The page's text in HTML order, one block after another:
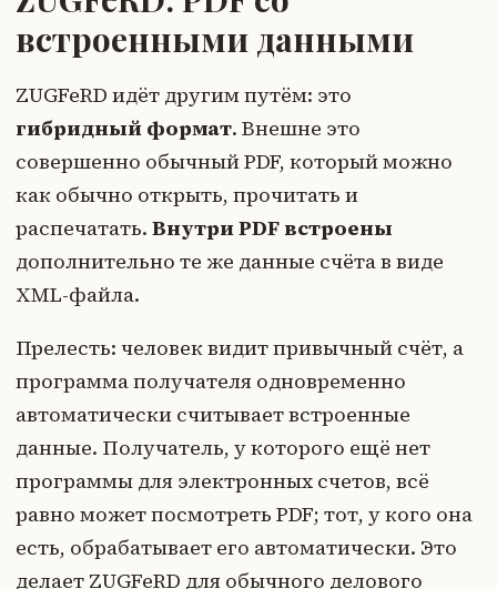
встроенными данными
ZUGFeRD идёт другим путём: это
гибридный формат. Внешне это
совершенно обычный PDF, который можно
как обычно открыть, прочитать и
распечатать. Внутри PDF встроены
дополнительно те же данные счёта в виде
XML-файла.
Прелесть: человек видит привычный счёт, а
программа получателя одновременно
автоматически считывает встроенные
данные. Получатель, у которого ещё нет
программы для электронных счетов, всё
равно может посмотреть PDF; тот, у кого она
есть, обрабатывает его автоматически. Это
делает ZUGFeRD для обычного делового